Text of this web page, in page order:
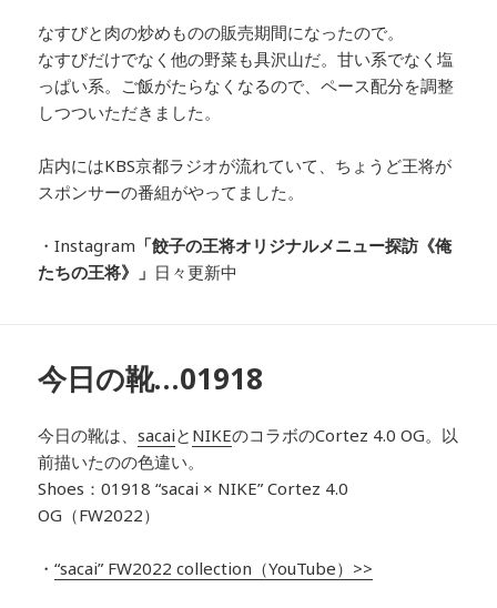
なすびと肉の炒めものの販売期間になったので。
なすびだけでなく他の野菜も具沢山だ。甘い系でなく塩
っぱい系。ご飯がたらなくなるので、ペース配分を調整
しつついただきました。
店内にはKBS京都ラジオが流れていて、ちょうど王将が
スポンサーの番組がやってました。
・Instagram 「餃子の王将オリジナルメニュー探訪 《俺
たちの王将》」 日々更新中
今日の靴…01918
今日の靴は、sacaiと NIKEのコラボのCortez 4.0 OG。以
前描いたのの色違い。
Shoes：01918“sacai × NIKE” Cortez 4.0
OG（FW2022）
・“sacai” FW2022 collection（YouTube）>>